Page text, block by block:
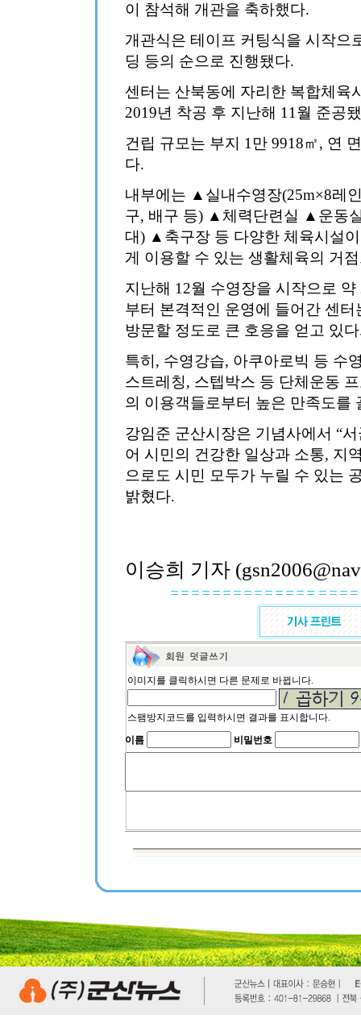
이 참석해 개관을 축하했다.
개관식은 테이프 커팅식을 시작으
딩 등의 순으로 진행됐다.
센터는 산북동에 자리한 복합체육
2019년 착공 후 지난해 11월 준공
건립 규모는 부지 1만 9918㎡, 연
다.
내부에는 ▲실내수영장(25m×8레
구, 배구 등) ▲체력단련실 ▲운동
대) ▲축구장 등 다양한 체육시설
게 이용할 수 있는 생활체육의 거
지난해 12월 수영장을 시작으로
부터 본격적인 운영에 들어간 센
방문할 정도로 큰 호응을 얻고 있
특히, 수영강습, 아쿠아로빅 등 수
스트레칭, 스텝박스 등 단체운동
의 이용객들로부터 높은 만족도를
강임준 군산시장은 기념사에서 “
어 시민의 건강한 일상과 소통, 지
으로도 시민 모두가 누릴 수 있는
밝혔다.
이승희 기자
이미지를 클릭하시면 다른 문제로 바뀝니다.
스팸방지코드를 입력하시면 결과를 표시합니다.
이름
비밀번호